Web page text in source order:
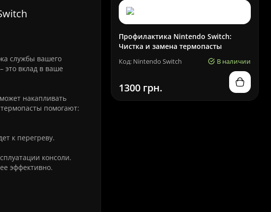
службы вашего
это вклад в ваше
накапливать
помогают:
к перегреву.
консоли.
эффективно.
Профилактика Nintendo Switch:
Чистка и замена термопасты
Код: Nintendo Switch В наличии
1300 грн.